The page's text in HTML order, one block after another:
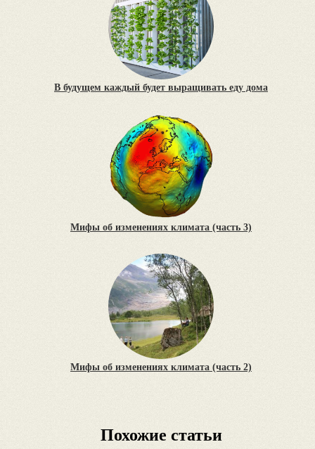
В будущем каждый будет выращивать еду дома
Мифы об изменениях климата (часть 3)
Мифы об изменениях климата (часть 2)
Похожие статьи